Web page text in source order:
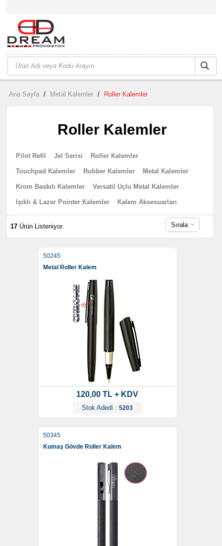
Ana Sayfa / Metal Kalemler / Roller Kalemler
Roller Kalemler
Pilot Refil Jel Serisi Roller Kalemler
Touchpad Kalemler Rubber Kalemler Metal Kalemler
Krom Baskılı Kalemler Versatil Uçlu Metal Kalemler
Işıklı & Lazer Pointer Kalemler Kalem Aksesuarları
17Ürün Listeniyor. Sırala
50245
Metal Roller Kalem
120,00 TL + KDV
Stok Adedi : 5203
50345
Kumaş Gövde Roller Kalem